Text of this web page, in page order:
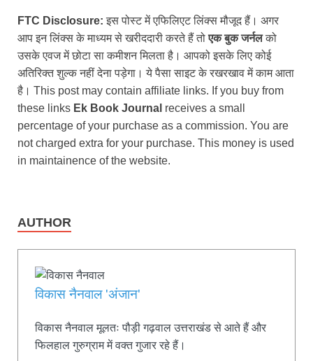
FTC Disclosure: इस पोस्ट में एफिलिएट लिंक्स मौजूद हैं। अगर
आप इन लिंक्स के माध्यम से खरीददारी करते हैं तोएक बुक जर्नलको
उसके एवज में छोटा सा कमीशन मिलता है। आपको इसके लिए कोई
अतिरिक्त शुल्क नहीं देना पड़ेगा। ये पैसा साइट के रखरखाव में काम आता
है। This post may contain affiliate links. If you buy from
these links Ek Book Journal receives a small
percentage of your purchase as a commission. You are
not charged extra for your purchase. This money is used
in maintainence of the website.
AUTHOR
विकास नैनवाल 'अंजान'
विकास नैनवाल मूलतः पौड़ी गढ़वाल उत्तराखंड से आते हैं और
फिलहाल गुरुग्राम में वक्त गुजार रहे हैं।